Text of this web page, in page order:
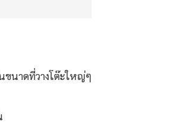
ขนาดที่วางโต๊ะใหญ่ๆ